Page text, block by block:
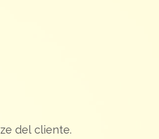
del cliente.